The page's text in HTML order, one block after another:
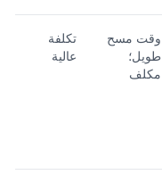
وقت مسح
طويل؛
مكلف
تكلفة
عالية